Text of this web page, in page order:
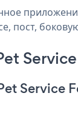
пост,
Service